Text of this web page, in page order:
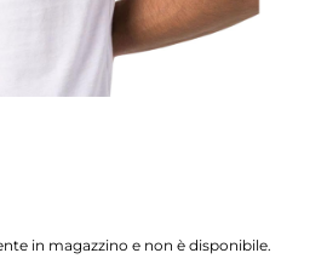
in magazzino e non è disponibile.